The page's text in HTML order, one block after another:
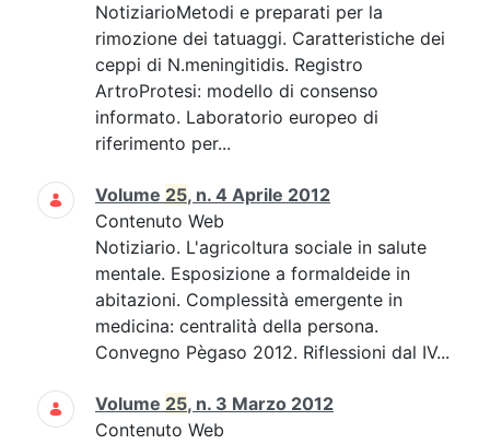
NotiziarioMetodi e preparati per la
rimozione dei tatuaggi. Caratteristiche dei
ceppi di N.meningitidis. Registro
ArtroProtesi: modello di consenso
informato. Laboratorio europeo di
riferimento per...
Volume 25, n. 4 Aprile 2012
Contenuto Web
Notiziario. L'agricoltura sociale in salute
mentale. Esposizione a formaldeide in
abitazioni. Complessità emergente in
medicina: centralità della persona.
Convegno Pègaso 2012. Riflessioni dal IV...
Volume 25, n. 3 Marzo 2012
Contenuto Web